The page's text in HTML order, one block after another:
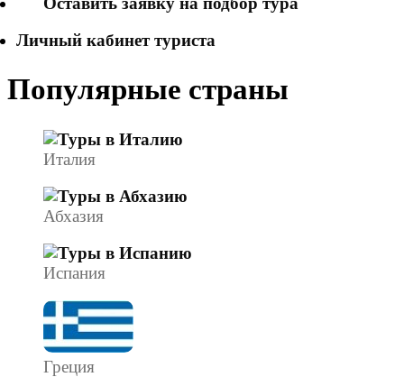
Личный кабинет туриста
Популярные страны
Италия
Абхазия
Испания
Греция